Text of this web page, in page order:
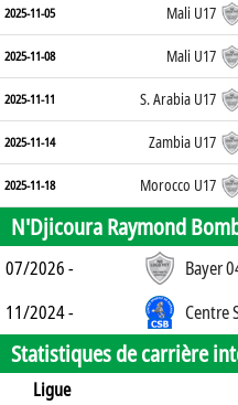
2025-11-05 Mali U17
2025-11-08 Mali U17
2025-11-11 S. Arabia U17
2025-11-14 Zambia U17
2025-11-18 Morocco U17
N'Djicoura Raymond
07/2026 -
Bayer
11/2024 -
Centre
Statistiques de carrière
Ligue